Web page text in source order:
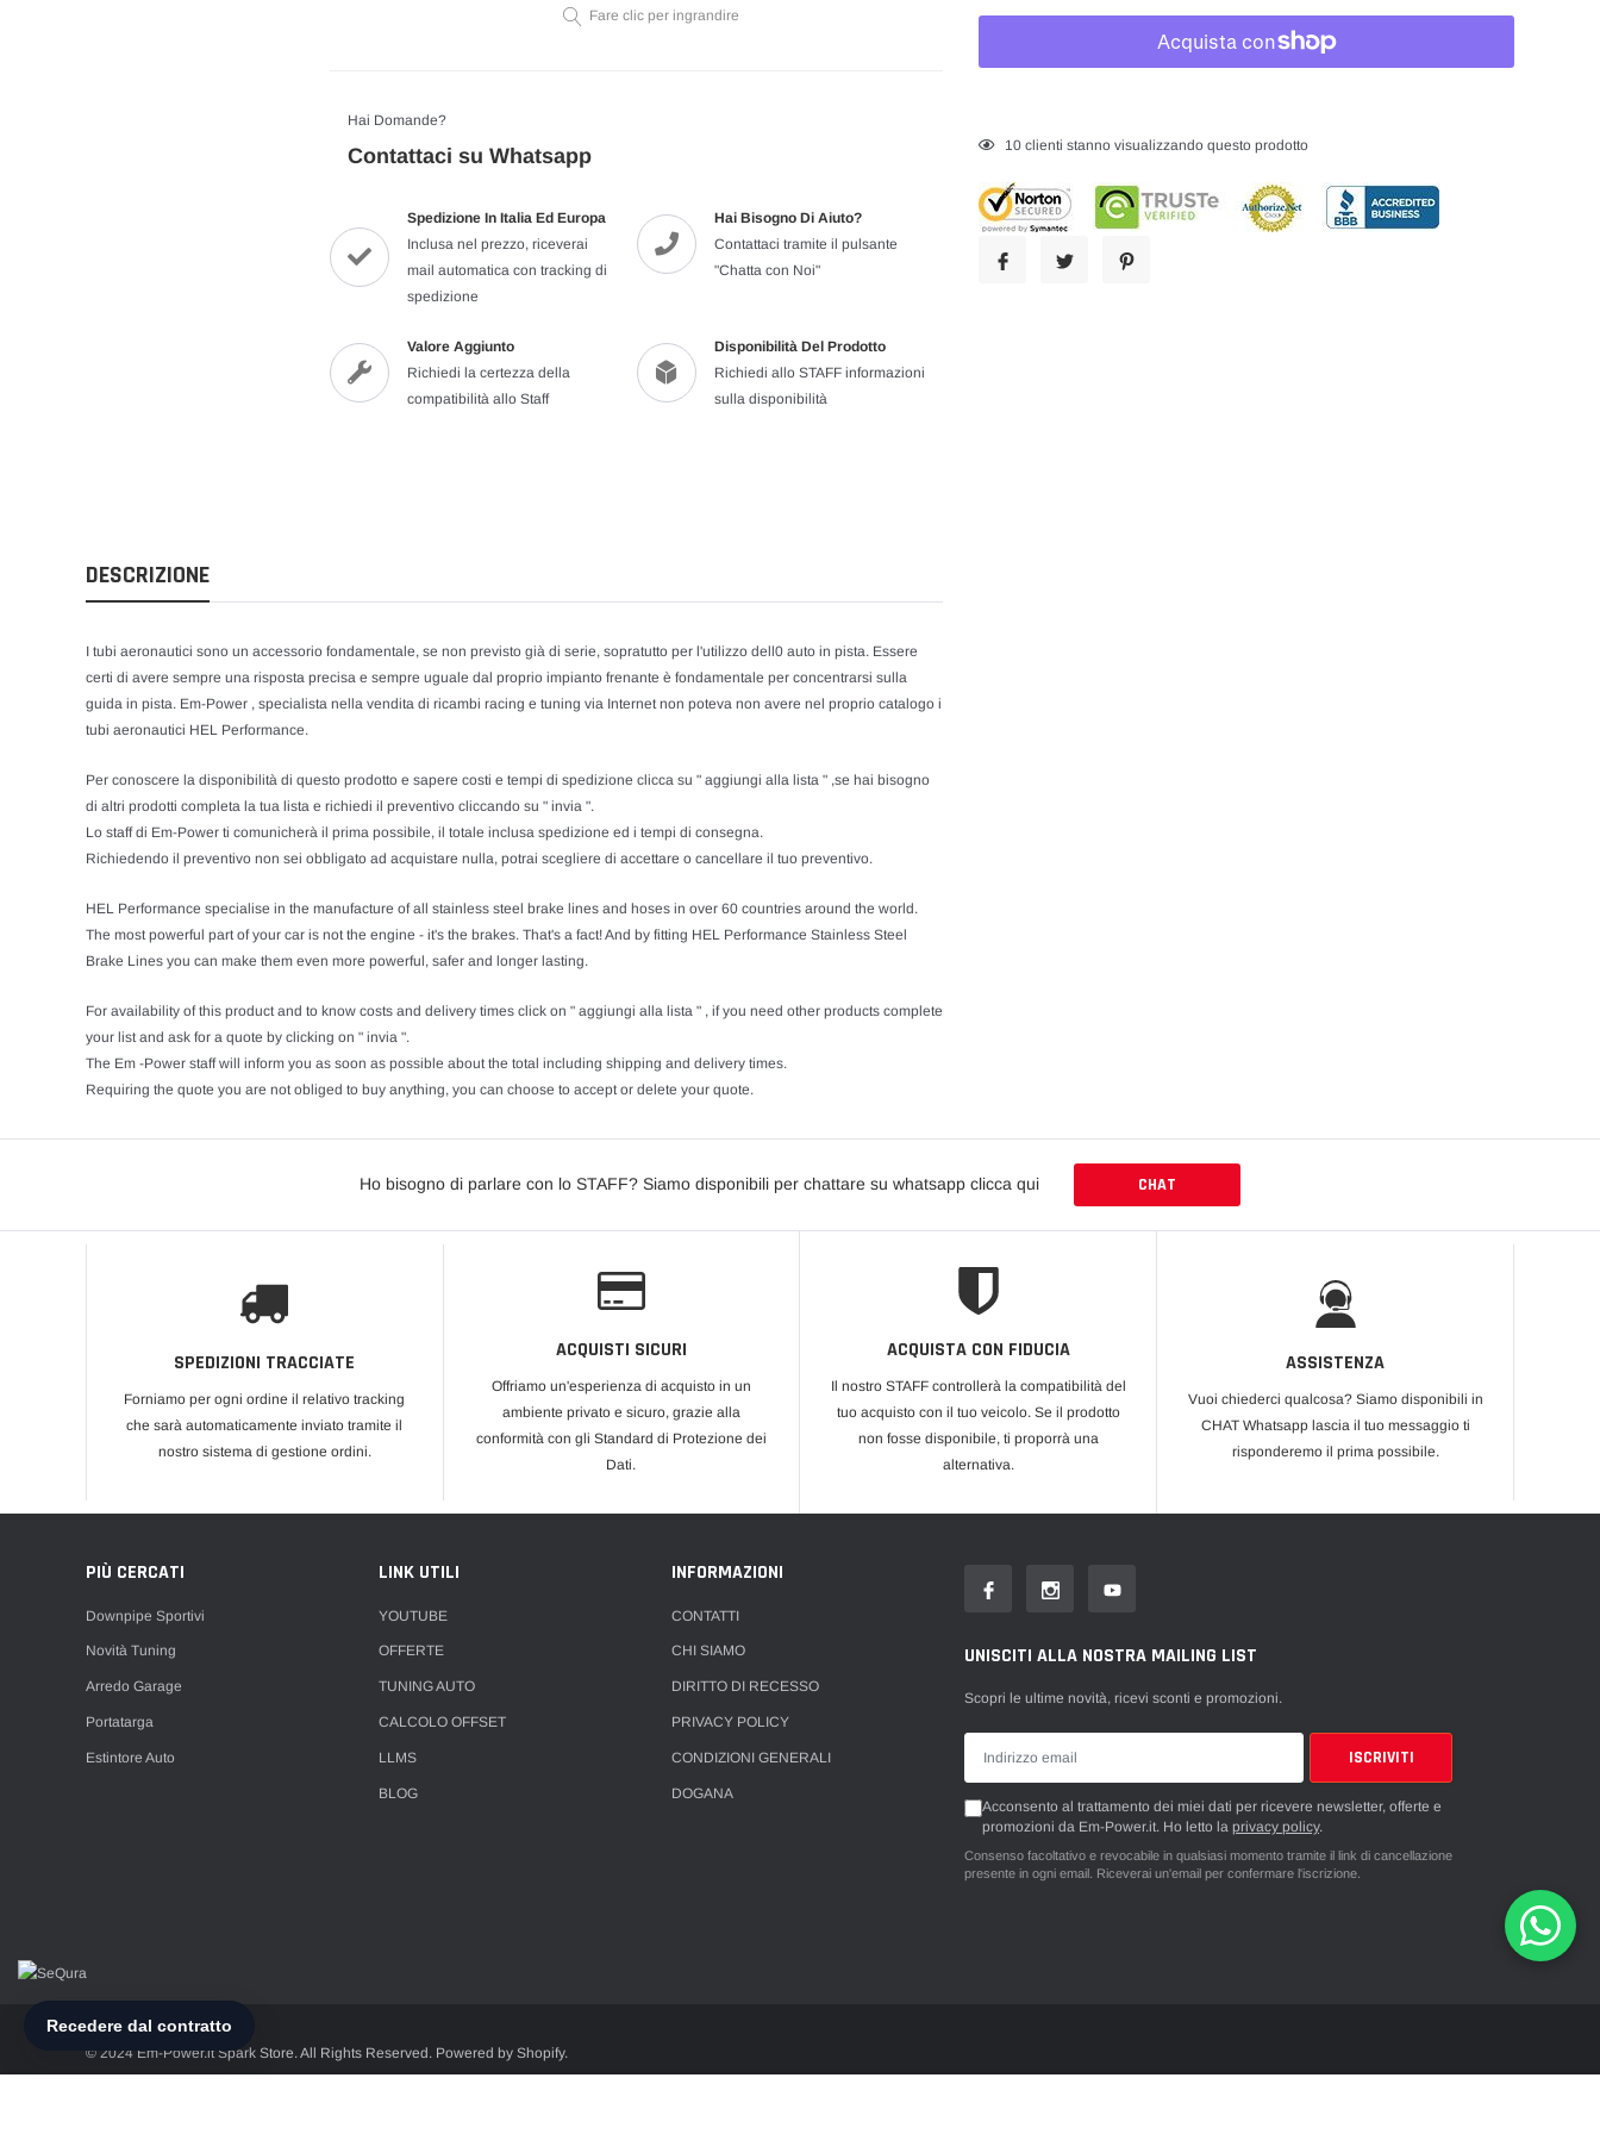
Fare clic per ingrandire
Hai Domande?
Contattaci su Whatsapp
Spedizione In Italia Ed Europa
Inclusa nel prezzo, riceverai
mail automatica con tracking di
spedizione
Hai Bisogno Di Aiuto?
Contattaci tramite il pulsante
"Chatta con Noi"
Valore Aggiunto
Richiedi la certezza della
compatibilità allo Staff
Disponibilità Del Prodotto
Richiedi allo STAFF informazioni
sulla disponibilità
Inserimento
prodotto
nel
25 clienti stanno visualizzando questo prodotto
DESCRIZIONE
I tubi aeronautici sono un accessorio fondamentale, se non previsto già di serie, sopratutto per l'utilizzo dell0 auto in pista. Essere
certi di avere sempre una risposta precisa e sempre uguale dal proprio impianto frenante è fondamentale per concentrarsi sulla
guida in pista. Em-Power , specialista nella vendita di ricambi racing e tuning via Internet non poteva non avere nel proprio catalogo i
tubi aeronautici HEL Performance.
Per conoscere la disponibilità di questo prodotto e sapere costi e tempi di spedizione clicca su " aggiungi alla lista " ,se hai bisogno
di altri prodotti completa la tua lista e richiedi il preventivo cliccando su " invia ".
Lo staff di Em-Power ti comunicherà il prima possibile, il totale inclusa spedizione ed i tempi di consegna.
Richiedendo il preventivo non sei obbligato ad acquistare nulla, potrai scegliere di accettare o cancellare il tuo preventivo.
HEL Performance specialise in the manufacture of all stainless steel brake lines and hoses in over 60 countries around the world.
The most powerful part of your car is not the engine - it's the brakes. That's a fact! And by fitting HEL Performance Stainless Steel
Brake Lines you can make them even more powerful, safer and longer lasting.
For availability of this product and to know costs and delivery times click on " aggiungi alla lista " , if you need other products complete
your list and ask for a quote by clicking on " invia ".
The Em -Power staff will inform you as soon as possible about the total including shipping and delivery times.
Requiring the quote you are not obliged to buy anything, you can choose to accept or delete your quote.
Ho bisogno di parlare con lo STAFF? Siamo disponibili per chattare su whatsapp clicca qui CHAT
SPEDIZIONI TRACCIATE
Forniamo per ogni ordine il relativo tracking
che sarà automaticamente inviato tramite il
nostro sistema di gestione ordini.
ACQUISTI SICURI
Offriamo un'esperienza di acquisto in un
ambiente privato e sicuro, grazie alla
conformità con gli Standard di Protezione dei
Dati.
ACQUISTA CON FIDUCIA
Il nostro STAFF controllerà la compatibilità del
tuo acquisto con il tuo veicolo. Se il prodotto
non fosse disponibile, ti proporrà una
alternativa.
ASSISTENZA
Vuoi chiederci qualcosa? Siamo disponibili in
CHAT Whatsapp lascia il tuo messaggio ti
risponderemo il prima possibile.
PIÙ CERCATI
Downpipe Sportivi
Novità Tuning
Arredo Garage
Portatarga
Estintore Auto
LINK UTILI
YOUTUBE
OFFERTE
TUNING AUTO
CALCOLO OFFSET
LLMS
BLOG
INFORMAZIONI
CONTATTI
CHI SIAMO
DIRITTO DI RECESSO
PRIVACY POLICY
CONDIZIONI GENERALI
DOGANA
UNISCITI ALLA NOSTRA MAILING LIST
Scopri le ultime novità, ricevi sconti e promozioni.
Acconsento al trattamento dei miei dati per ricevere newsletter, offerte e
promozioni da Em-Power.it. Ho letto la privacy policy.
Consenso facoltativo e revocabile in qualsiasi momento tramite il link di cancellazione
presente in ogni email. Riceverai un'email per confermare l'iscrizione.
© 2024 Em-Power.it Spark Store. All Rights Reserved. Powered by Shopify.